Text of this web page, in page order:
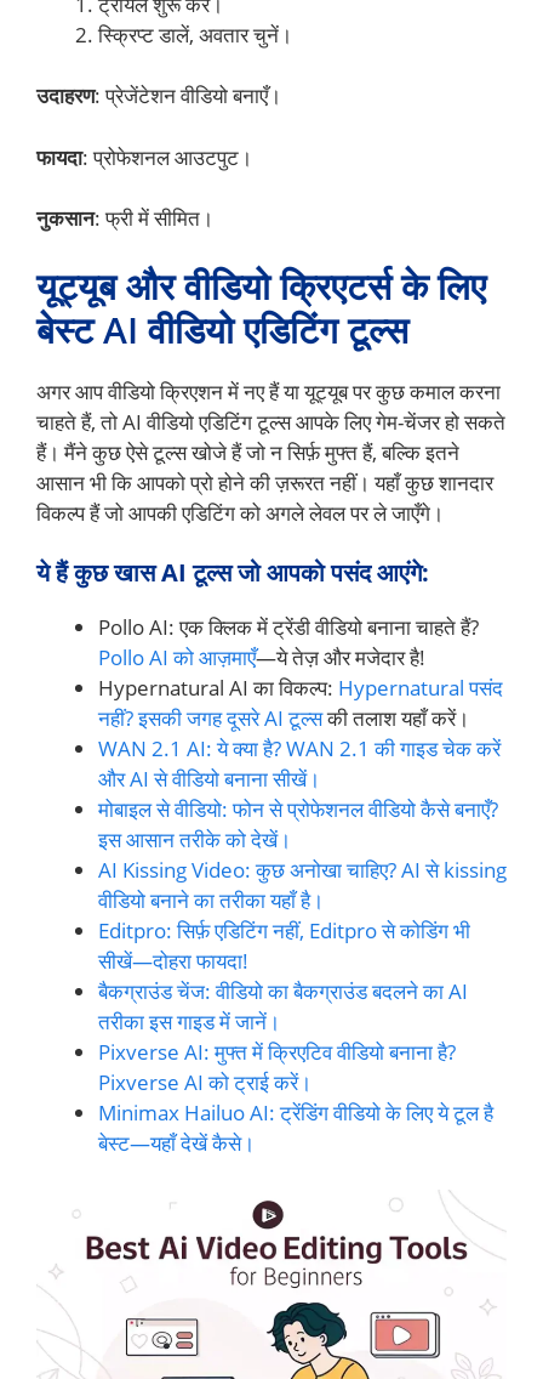
स्क्रिप्ट डालें, अवतार चुनें।
उदाहरण: प्रेजेंटेशन वीडियो बनाएँ।
फायदा: प्रोफेशनल आउटपुट।
नुकसान: फ्री में सीमित।
यूट्यूब और वीडियो क्रिएटर्स के लिए
बेस्ट AI वीडियो एडिटिंग टूल्स
अगर आप वीडियो क्रिएशन में नए हैं या यूट्यूब पर कुछ कमाल करना
चाहते हैं, तो AI वीडियो एडिटिंग टूल्स आपके लिए गेम-चेंजर हो सकते
हैं। मैंने कुछ ऐसे टूल्स खोजे हैं जो न सिर्फ़ मुफ्त हैं, बल्कि इतने
आसान भी कि आपको प्रो होने की ज़रूरत नहीं। यहाँ कुछ शानदार
विकल्प हैं जो आपकी एडिटिंग को अगले लेवल पर ले जाएँगे।
ये हैं कुछ खास AI टूल्स जो आपको पसंद आएंगे:
Pollo AI: एक क्लिक में ट्रेंडी वीडियो बनाना चाहते हैं?
Pollo AI को आज़माएँ—ये तेज़ और मजेदार है!
Hypernatural AI का विकल्प: Hypernatural पसंद
नहीं? इसकी जगह दूसरे AI टूल्सकी तलाश यहाँ करें।
WAN 2.1 AI: ये क्या है? WAN 2.1 की गाइड चेक करें
और AI से वीडियो बनाना सीखें।
मोबाइल से वीडियो: फोन से प्रोफेशनल वीडियो कैसे बनाएँ?
इस आसान तरीके को देखें।
AI Kissing Video: कुछ अनोखा चाहिए? AI से kissing
वीडियो बनाने का तरीका यहाँ है।
Editpro: सिर्फ़ एडिटिंग नहीं, Editpro से कोडिंग भी
सीखें—दोहरा फायदा!
बैकग्राउंड चेंज: वीडियो का बैकग्राउंड बदलने का AI
तरीका इस गाइड में जानें।
Pixverse AI: मुफ्त में क्रिएटिव वीडियो बनाना है?
Pixverse AI को ट्राई करें।
Minimax Hailuo AI: ट्रेंडिंग वीडियो के लिए ये टूल है
बेस्ट—यहाँ देखें कैसे।